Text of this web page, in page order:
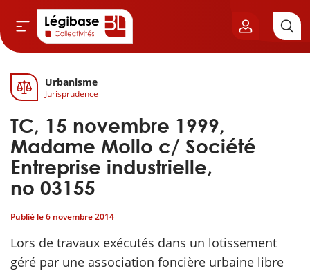
& Cimetières
& Élu local
Finances locales
publique
Urbanisme
Jurisprudence
TC, 15 novembre 1999,
Madame Mollo c/ Société
Entreprise industrielle,
no 03155
Publié le6 novembre 2014
Lors de travaux exécutés dans un lotissement
géré par une association foncière urbaine libre